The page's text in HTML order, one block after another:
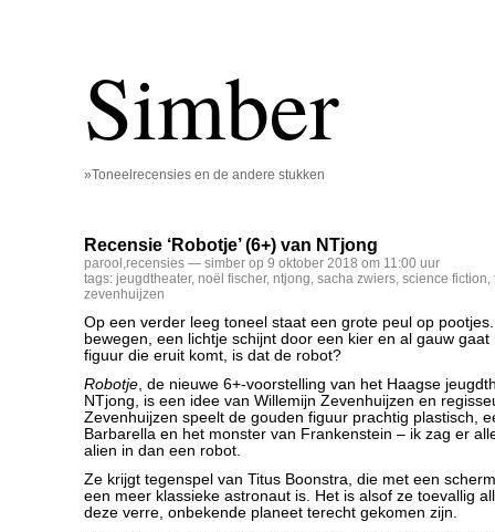
Simber
»Toneelrecensies en de andere stukken
Recensie ‘Robotje’ (6+) van NTjong
parool ,recensies — simber op 9 oktober 2018 om 11:00 uur
tags: jeugdtheater, noël fischer, ntjong, sacha zwiers, science fiction,
zevenhuijzen
Op een verder leeg toneel staat een grote peul op
bewegen, een lichtje schijnt door een kier en al gauw
figuur die eruit komt, is dat de robot?
Robotje, de nieuwe 6+-voorstelling van het Haagse
NTjong, is een idee van Willemijn Zevenhuijzen en
Zevenhuijzen speelt de gouden figuur prachtig plastisch,
Barbarella en het monster van Frankenstein – ik zag er
alien in dan een robot.
Ze krijgt tegenspel van Titus Boonstra, die met een
een meer klassieke astronaut is. Het is alsof ze toevallig
deze verre, onbekende planeet terecht gekomen zijn.